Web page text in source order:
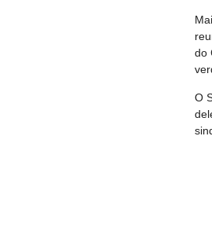
do
O